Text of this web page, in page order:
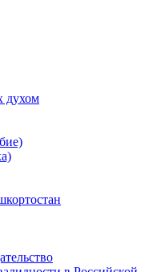
духом